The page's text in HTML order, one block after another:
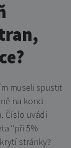
museli spustit
na konci
Číslo uvádí
"při 5%
stránky?